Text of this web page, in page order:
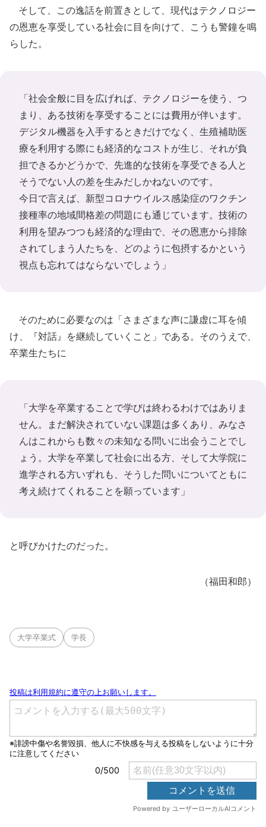
そして、この逸話を前置きとして、現代はテクノロジー
の恩恵を享受している社会に目を向けて、こうも警鐘を鳴
らした。
「社会全般に目を広げれば、テクノロジーを使う、つ
まり、ある技術を享受することには費用が伴います。
デジタル機器を入手するときだけでなく、生殖補助医
療を利用する際にも経済的なコストが生じ、それが負
担できるかどうかで、先進的な技術を享受できる人と
そうでない人の差を生みだしかねないのです。
今日で言えば、新型コロナウイルス感染症のワクチン
接種率の地域間格差の問題にも通じています。技術の
利用を望みつつも経済的な理由で、その恩恵から排除
されてしまう人たちを、どのように包摂するかという
視点も忘れてはならないでしょう」
そのために必要なのは「さまざまな声に謙虚に耳を傾
け、『対話』を継続していくこと」である。そのうえで、
卒業生たちに
「大学を卒業することで学びは終わるわけではありま
せん。まだ解決されていない課題は多くあり、みなさ
んはこれからも数々の未知なる問いに出会うことでし
ょう。大学を卒業して社会に出る方、そして大学院に
進学される方いずれも、そうした問いについてともに
考え続けてくれることを願っています」
と呼びかけたのだった。
（福田和郎）
大学卒業式 学長